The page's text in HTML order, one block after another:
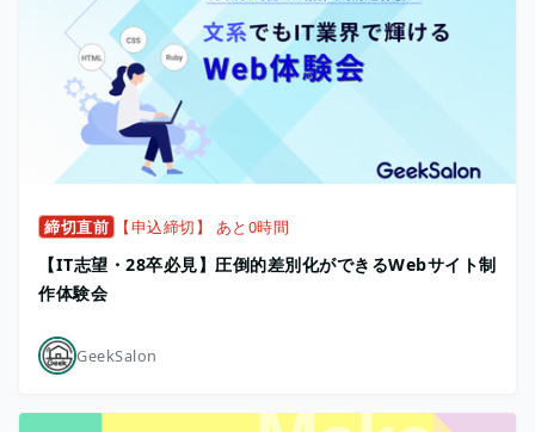
締切直前 【申込締切】 あと0時間
【IT志望・28卒必見】圧倒的差別化ができるWebサイト制
作体験会
GeekSalon